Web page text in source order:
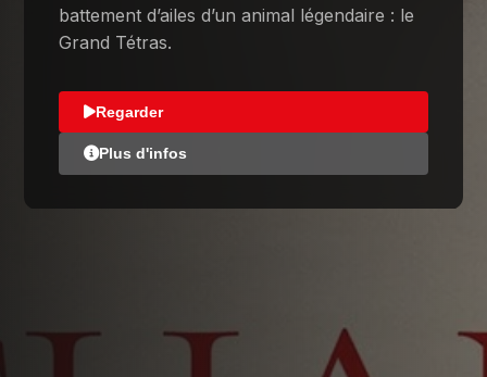
battement d’ailes d’un animal légendaire : le
Grand Tétras.
Regarder
Plus d'infos